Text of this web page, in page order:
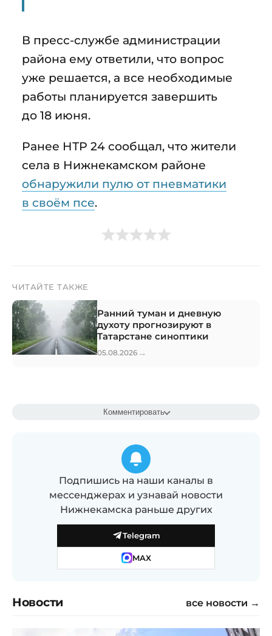
В пресс-службе администрации
района ему ответили, что вопрос
уже решается, а все необходимые
работы планируется завершить
до 18 июня.
Ранее НТР 24 сообщал, что жители
села в Нижнекамском районе
обнаружили пулю от пневматики
в своём псе.
ЧИТАЙТЕ ТАКЖЕ
Ранний туман и дневную
духоту прогнозируют в
Татарстане синоптики
05.08.2026 →
Комментировать
Подпишись на наши каналы в
мессенджерах и узнавай новости
Нижнекамска раньше других
Telegram
MAX
Новости все новости →